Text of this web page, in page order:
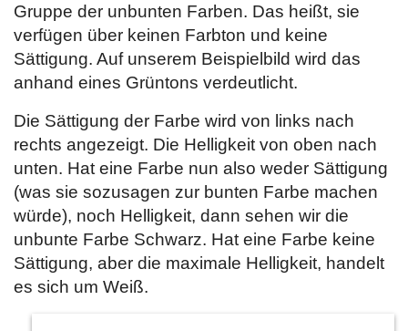
Gruppe der unbunten Farben. Das heißt, sie
verfügen über keinen Farbton und keine
Sättigung. Auf unserem Beispielbild wird das
anhand eines Grüntons verdeutlicht.
Die Sättigung der Farbe wird von links nach
rechts angezeigt. Die Helligkeit von oben nach
unten. Hat eine Farbe nun also weder Sättigung
(was sie sozusagen zur bunten Farbe machen
würde), noch Helligkeit, dann sehen wir die
unbunte Farbe Schwarz. Hat eine Farbe keine
Sättigung, aber die maximale Helligkeit, handelt
es sich um Weiß.